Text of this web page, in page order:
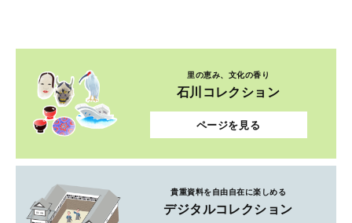
里の恵み、文化の香り
石川コレクション
ページを見る
貴重資料を自由自在に楽しめる
デジタルコレクション